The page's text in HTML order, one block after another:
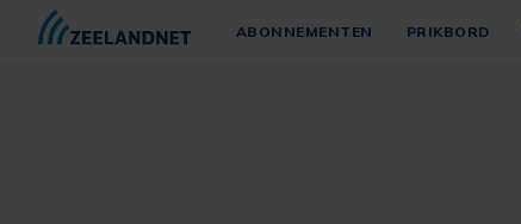
ABONNEMENTEN PRIKBORD